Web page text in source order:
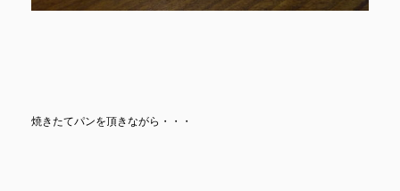
焼きたてパンを頂きながら・・・